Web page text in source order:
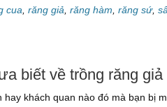
cua răng giả răng hàm răng sứ,
biết về trồng răng giả
hay khách quan nào đó mà bạn bị